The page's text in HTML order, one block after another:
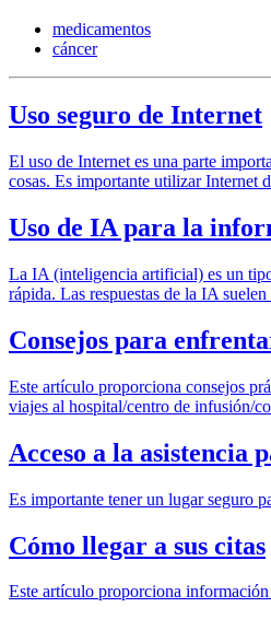
medicamentos
cáncer
Uso seguro de Internet
El uso de Internet es una parte
cosas. Es importante utilizar Internet
Uso de IA para la
La IA (inteligencia artificial) es un
rápida. Las respuestas de la IA
Consejos para
Este artículo proporciona consejos
viajes al hospital/centro de infusión/
Acceso a la asistencia
Es importante tener un lugar seguro
Cómo llegar a sus citas
Este artículo proporciona